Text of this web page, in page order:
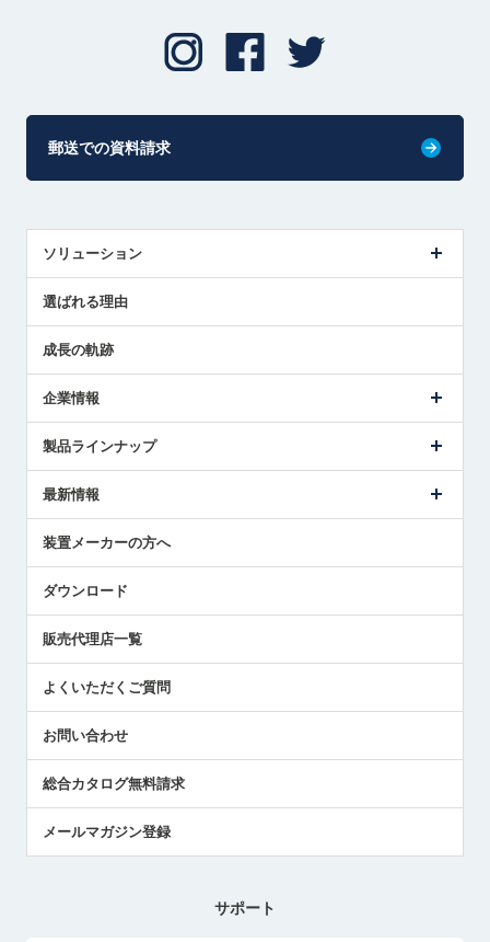
郵送での資料請求
ソリューション
解決策提案
選ばれる理由
成長の軌跡
企業情報
ごあいさつ
受賞履歴
採用情報
国/地域/言語
製品ラインナップ
ツールセッタ製品
エアマイクロセンサ製品
最新情報
メトロールの技術
社員ブログ
中小企業のBCP地震対策
センサのテクニカルガイド
社長ブログ
装置メーカーの方へ
ダウンロード
販売代理店一覧
よくいただくご質問
お問い合わせ
総合カタログ無料請求
メールマガジン登録
サポート